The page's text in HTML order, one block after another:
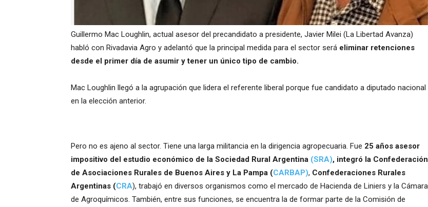
Guillermo Mac Loughlin, actual asesor del precandidato a presidente, Javier Milei (La Libertad Avanza)
habló con Rivadavia Agro y adelantó que la principal medida para el sector será eliminar retenciones
desde el primer día de asumir y tener un único tipo de cambio.
Mac Loughlin llegó a la agrupación que lidera el referente liberal porque fue candidato a diputado nacional
en la elección anterior.
Pero no es ajeno al sector. Tiene una larga militancia en la dirigencia agropecuaria. Fue 25 años asesor
impositivo del estudio económico de la Sociedad Rural Argentina (SRA), integró la Confederación
de Asociaciones Rurales de Buenos Aires y La Pampa (CARBAP), Confederaciones Rurales
Argentinas (CRA), trabajó en diversos organismos como el mercado de Hacienda de Liniers y la Cámara
de Agroquímicos. También, entre sus funciones, se encuentra la de formar parte de la Comisión de